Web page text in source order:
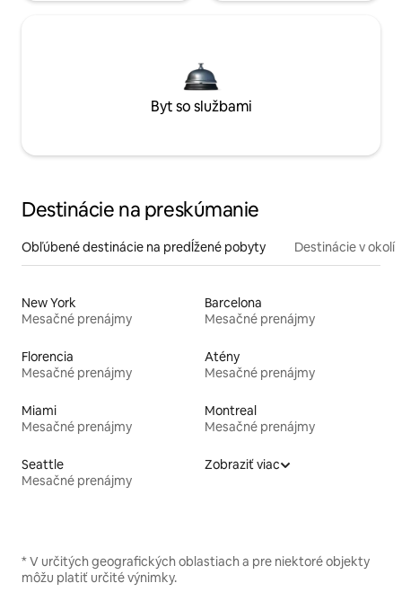
Byt so službami
Destinácie na preskúmanie
Obľúbené destinácie na predĺžené pobyty Destinácie v okolí
New York
Mesačné prenájmy
Barcelona
Mesačné prenájmy
Florencia
Mesačné prenájmy
Atény
Mesačné prenájmy
Miami
Mesačné prenájmy
Montreal
Mesačné prenájmy
Seattle
Mesačné prenájmy
Zobraziť viac
* V určitých geografických oblastiach a pre niektoré objekty
môžu platiť určité výnimky.